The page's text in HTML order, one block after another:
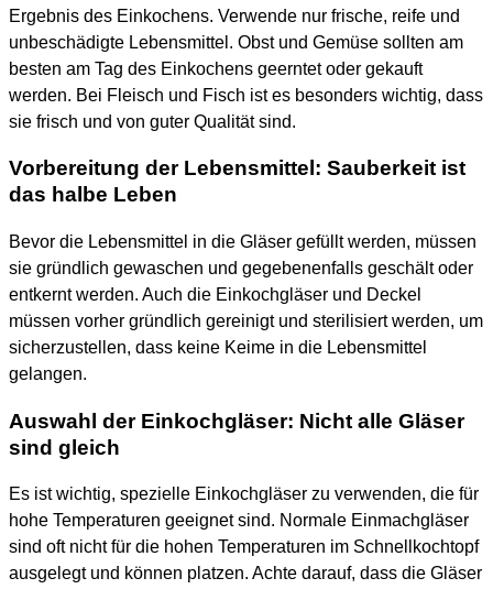
Ergebnis des Einkochens. Verwende nur frische, reife und
unbeschädigte Lebensmittel. Obst und Gemüse sollten am
besten am Tag des Einkochens geerntet oder gekauft
werden. Bei Fleisch und Fisch ist es besonders wichtig, dass
sie frisch und von guter Qualität sind.
Vorbereitung der Lebensmittel: Sauberkeit ist
das halbe Leben
Bevor die Lebensmittel in die Gläser gefüllt werden, müssen
sie gründlich gewaschen und gegebenenfalls geschält oder
entkernt werden. Auch die Einkochgläser und Deckel
müssen vorher gründlich gereinigt und sterilisiert werden, um
sicherzustellen, dass keine Keime in die Lebensmittel
gelangen.
Auswahl der Einkochgläser: Nicht alle Gläser
sind gleich
Es ist wichtig, spezielle Einkochgläser zu verwenden, die für
hohe Temperaturen geeignet sind. Normale Einmachgläser
sind oft nicht für die hohen Temperaturen im Schnellkochtopf
ausgelegt und können platzen. Achte darauf, dass die Gläser